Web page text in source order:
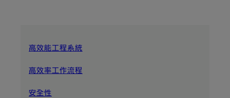
高效能工程系統
高效率工作流程
安全性